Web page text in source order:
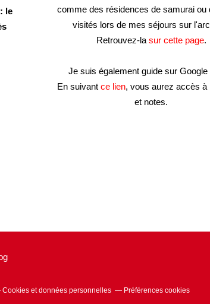
le
comme des résidences de samurai ou
visités lors de mes séjours sur
Retrouvez-la sur cette page.
Je suis également guide sur Google
En suivant ce lien, vous aurez accès à
et notes.
Cookies et données personnelles Préférences cookies